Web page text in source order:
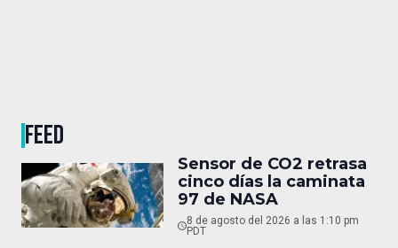
FEED
Sensor de CO2 retrasa
cinco días la caminata
97 de NASA
8 de agosto del 2026 a las 1:10 pm
PDT